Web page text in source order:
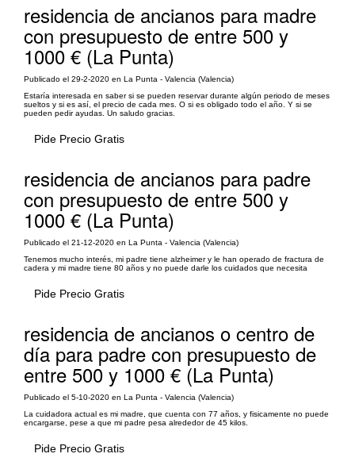
residencia de ancianos para madre
con presupuesto de entre 500 y
1000 € (La Punta)
Publicado el 29-2-2020 en La Punta - Valencia (Valencia)
Estaría interesada en saber si se pueden reservar durante algún periodo de meses
sueltos y si es así, el precio de cada mes. O si es obligado todo el año. Y si se
pueden pedir ayudas. Un saludo gracias.
Pide Precio Gratis
residencia de ancianos para padre
con presupuesto de entre 500 y
1000 € (La Punta)
Publicado el 21-12-2020 en La Punta - Valencia (Valencia)
Tenemos mucho interés, mi padre tiene alzheimer y le han operado de fractura de
cadera y mi madre tiene 80 años y no puede darle los cuidados que necesita
Pide Precio Gratis
residencia de ancianos o centro de
día para padre con presupuesto de
entre 500 y 1000 € (La Punta)
Publicado el 5-10-2020 en La Punta - Valencia (Valencia)
La cuidadora actual es mi madre, que cuenta con 77 años, y fisicamente no puede
encargarse, pese a que mi padre pesa alrededor de 45 kilos.
Pide Precio Gratis